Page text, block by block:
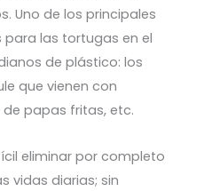
Uno de los principales
las tortugas en el
de plástico: los
que vienen con
papas fritas, etc.
eliminar por completo
vidas diarias; sin